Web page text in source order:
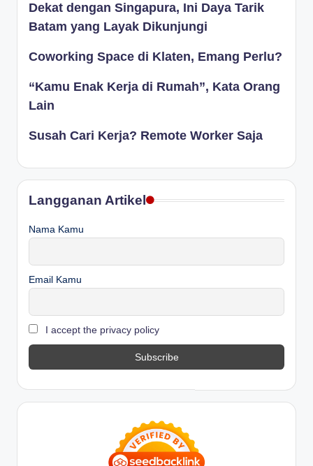
Dekat dengan Singapura, Ini Daya Tarik
Batam yang Layak Dikunjungi
Coworking Space di Klaten, Emang Perlu?
“Kamu Enak Kerja di Rumah”, Kata Orang
Lain
Susah Cari Kerja? Remote Worker Saja
Langganan Artikel
Nama Kamu
Email Kamu
I accept the privacy policy